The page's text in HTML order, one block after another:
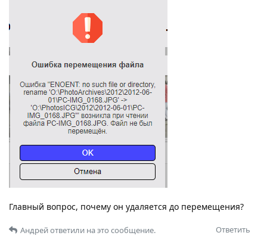
Главный вопрос, почему он удаляется до перемещения?
Ответить
Андрейответили на это сообщение.